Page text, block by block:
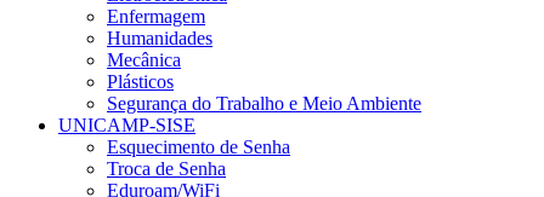
Enfermagem
Humanidades
Mecânica
Plásticos
Segurança do Trabalho e Meio Ambiente
UNICAMP-SISE
Esquecimento de Senha
Troca de Senha
Eduroam/WiFi